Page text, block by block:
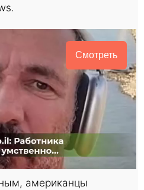
Смотреть
американцы